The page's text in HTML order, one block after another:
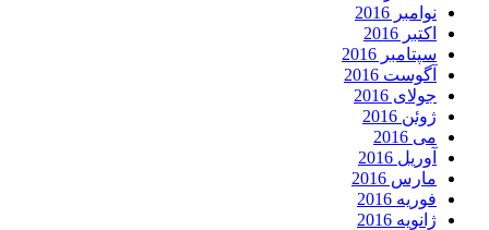
نوامبر 2016
اکتبر 2016
سپتامبر 2016
آگوست 2016
جولای 2016
ژوئن 2016
می 2016
آوریل 2016
مارس 2016
فوریه 2016
ژانویه 2016